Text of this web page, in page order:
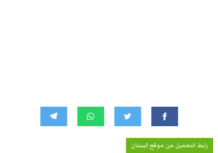
رابط التحميل من موقع البستان